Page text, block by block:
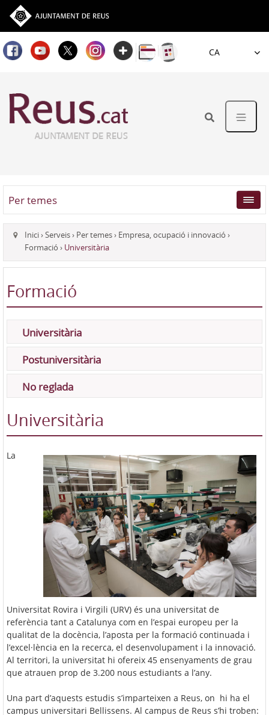
Idioma
Per temes
Inici›Serveis› Per temes› Empresa, ocupació i innovació ›
Formació › Universitària
Formació
Universitària
Postuniversitària
No reglada
Universitària
La
Universitat Rovira i Virgili (URV) és una universitat de
referència tant a Catalunya com en l’espai europeu per la
qualitat de la docència, l’aposta per la formació continuada i
l’excel·lència en la recerca, el desenvolupament i la innovació.
Al territori, la universitat hi ofereix 45 ensenyaments de grau
que atrauen prop de 3.200 nous estudiants a l’any.
Una part d’aquests estudis s’imparteixen a Reus, on hi ha el
campus universitari Bellissens. Al campus de Reus s’hi troben: